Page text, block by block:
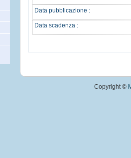
Data pubblicazione :
Data scadenza :
Copyright ©